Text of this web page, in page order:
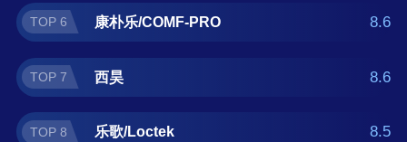
TOP 6 康朴乐/COMF-PRO 8.6
TOP 7 西昊 8.6
TOP 8 乐歌/Loctek 8.5